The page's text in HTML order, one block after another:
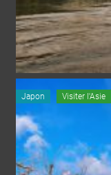
Japon Visiter l'Asie